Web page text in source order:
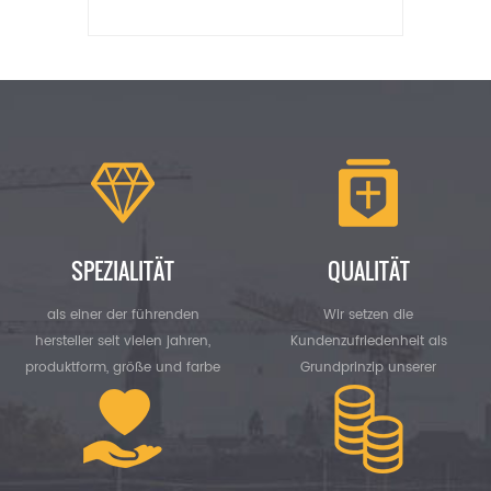
SPEZIALITÄT
als einer der führenden
hersteller seit vielen jahren,
produktform, größe und farbe
können alle angepasst werden
QUALITÄT
Wir setzen die
Kundenzufriedenheit als
Grundprinzip unserer
Geschäftstätigkeit fest. Mit
eigenem Produktionsteam und
technischem Team garantiert es
effektiv die Qualität der